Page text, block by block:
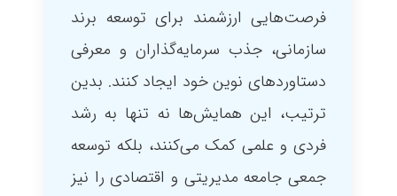
فرصت‌هایی ارزشمند برای توسعه برند
سازمانی، جذب سرمایه‌گذاران و معرفی
دستاوردهای نوین خود ایجاد کنند. بدین
ترتیب، این همایش‌ها نه تنها به رشد
فردی و علمی کمک می‌کنند، بلکه توسعه
جمعی جامعه مدیریتی و اقتصادی را نیز